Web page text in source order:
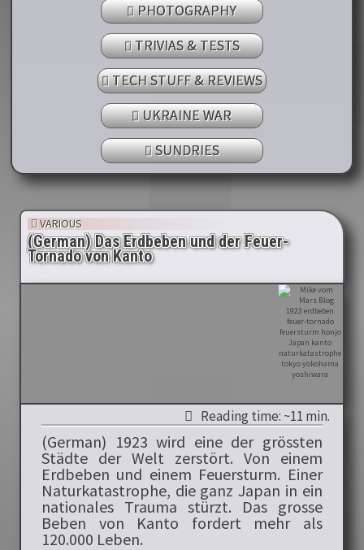
PHOTOGRAPHY
TRIVIAS & TESTS
TECH STUFF & REVIEWS
UKRAINE WAR
SUNDRIES
VARIOUS
(German) Das Erdbeben und der Feuer-
Tornado von Kanto
Reading time: ~11 min.
(German) 1923 wird eine der grössten
Städte der Welt zerstört. Von einem
Erdbeben und einem Feuersturm. Einer
Naturkatastrophe, die ganz Japan in ein
nationales Trauma stürzt. Das grosse
Beben von Kanto fordert mehr als
120.000 Leben.